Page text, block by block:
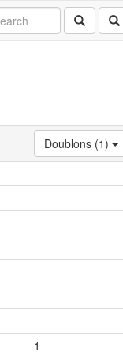
Doublons (1)
1